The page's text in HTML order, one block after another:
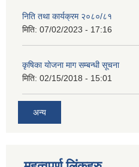
निति तथा कार्यक्रम २०८०/८१
मिति: 07/02/2023 - 17:16
कृषिका योजना माग सम्बन्धी सूचना
मिति: 02/15/2018 - 15:01
अन्य